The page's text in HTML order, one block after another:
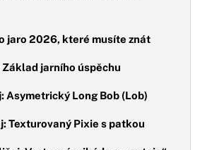
jaro 2026, které musíte znát
Základ jarního úspěchu
Asymetrický Long Bob (Lob)
Texturovaný Pixie s patkou